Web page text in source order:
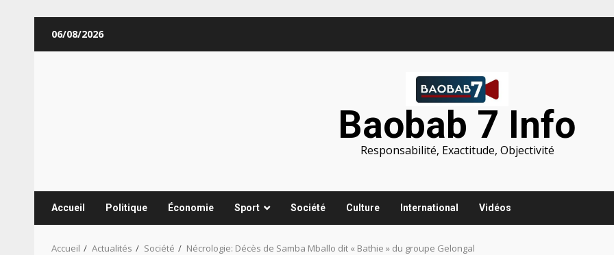
06/08/2026
Baobab 7 Info
Responsabilité, Exactitude, Objectivité
Accueil Politique Économie Sport Société Culture International Vidéos
Accueil Actualités Société Nécrologie: Décès de Samba Mballo dit « Bathie » du groupe Gelongal